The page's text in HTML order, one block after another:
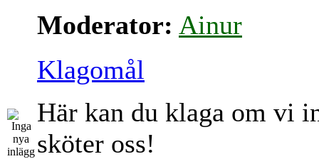
Moderator: Ainur
Klagomål
Här kan du klaga om vi
sköter oss!